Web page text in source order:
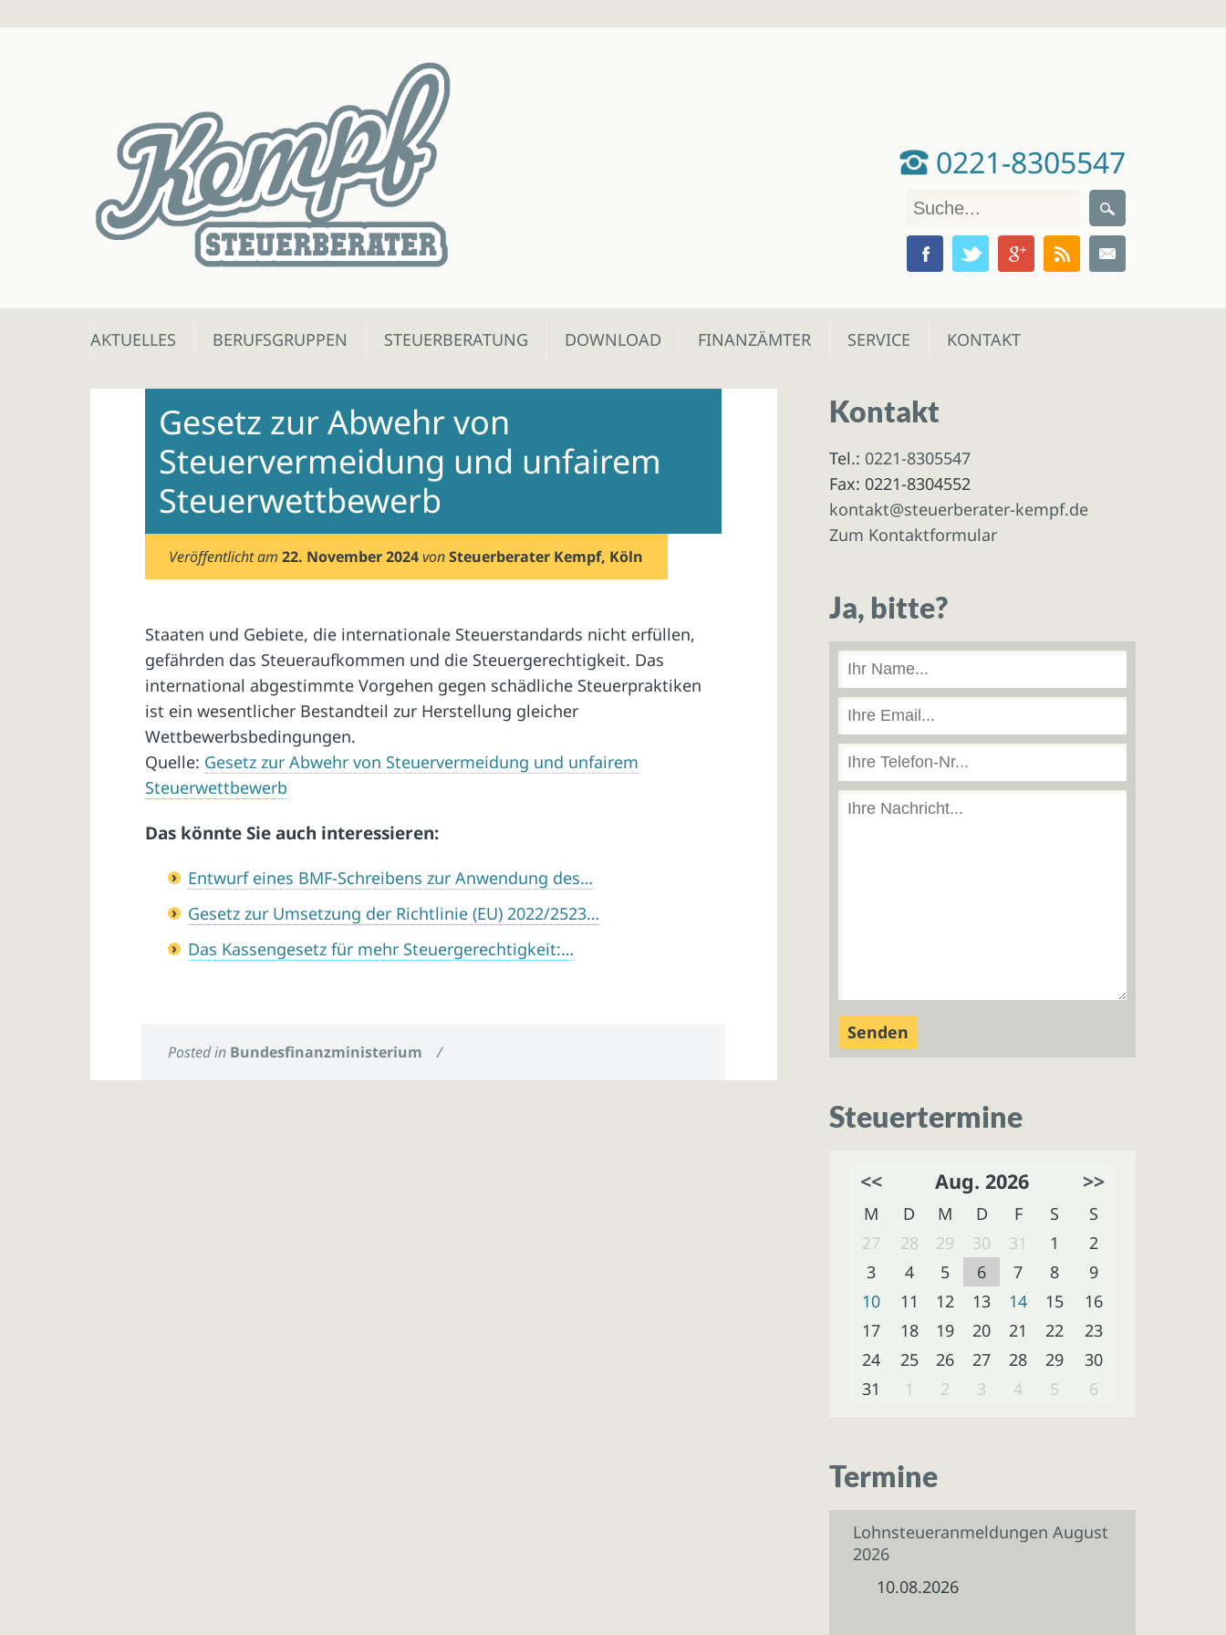
0221-8305547
Skip
AKTUELLES BERUFSGRUPPEN STEUERBERATUNG DOWNLOAD FINANZÄMTER SERVICE KONTAKT
Gesetz zur Abwehr von
Steuervermeidung und unfairem
Steuerwettbewerb
Veröffentlicht am22. November 2024 vonSteuerberater Kempf, Köln
Staaten und Gebiete, die internationale Steuerstandards nicht erfüllen,
gefährden das Steueraufkommen und die Steuergerechtigkeit. Das
international abgestimmte Vorgehen gegen schädliche Steuerpraktiken
ist ein wesentlicher Bestandteil zur Herstellung gleicher
Wettbewerbsbedingungen.
Quelle: Gesetz zur Abwehr von Steuervermeidung und unfairem
Steuerwettbewerb
Das könnte Sie auch interessieren:
Entwurf eines BMF-Schreibens zur Anwendung des…
Gesetz zur Umsetzung der Richtlinie (EU) 2022/2523…
Das Kassengesetz für mehr Steuergerechtigkeit:…
Posted in Bundesfinanzministerium /
Kontakt
Tel.: 0221-8305547
Fax: 0221-8304552
kontakt@steuerberater-kempf.de
Zum Kontaktformular
Ja, bitte?
Steuertermine
<< Aug. 2026 >>
M D M D F S
S
27
28 29 30 31 1
2
3
4 5 6 7 8
9
10
11 12 13 14 15
16
17
18 19 20 21 22
23
24
25 26 27 28 29
30
31
1 2 3 4 5 6
Termine
Lohnsteueranmeldungen August
2026
10.08.2026